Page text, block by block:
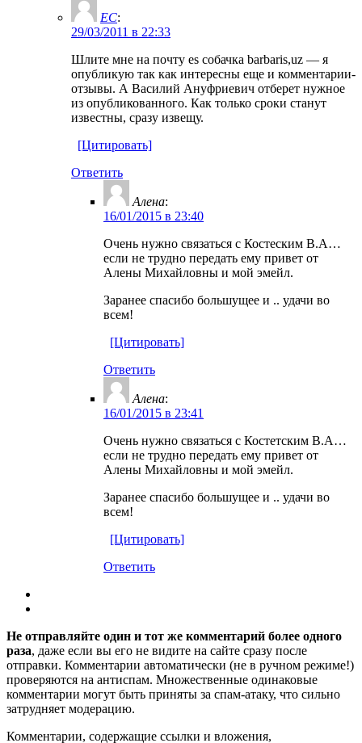
ЕС:
29/03/2011 в 22:33
Шлите мне на почту es собачка barbaris,uz — я
опубликую так как интересны еще и комментарии-
отзывы. А Василий Ануфриевич отберет нужное
из опубликованного. Как только сроки станут
известны, сразу извещу.
[Цитировать]
Ответить
Алена:
16/01/2015 в 23:40
Очень нужно связаться с Костеским В.А…
если не трудно передать ему привет от
Алены Михайловны и мой эмейл.
Заранее спасибо большущее и .. удачи во
всем!
[Цитировать]
Ответить
Алена:
16/01/2015 в 23:41
Очень нужно связаться с Костетским В.А…
если не трудно передать ему привет от
Алены Михайловны и мой эмейл.
Заранее спасибо большущее и .. удачи во
всем!
[Цитировать]
Ответить
Не отправляйте один и тот же комментарий более одного
раза, даже если вы его не видите на сайте сразу после
отправки. Комментарии автоматически (не в ручном режиме!)
проверяются на антиспам. Множественные одинаковые
комментарии могут быть приняты за спам-атаку, что сильно
затрудняет модерацию.
Комментарии, содержащие ссылки и вложения,